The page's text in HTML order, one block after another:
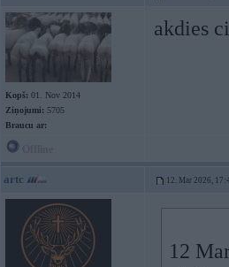
Kopš: 01. Nov 2014
Ziņojumi: 5705
Braucu ar:
akdies
artc 12. Mar 2026,
12